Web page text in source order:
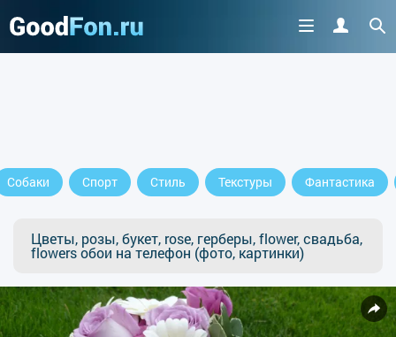
Собаки Спорт Стиль Текстуры Фантастика
Цветы, розы, букет, rose, герберы, flower, свадьба,
flowers обои на телефон (фото, картинки)